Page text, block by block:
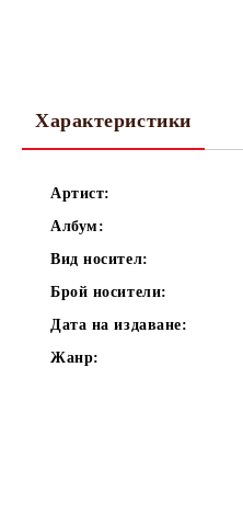
Характеристики
Артист:
Албум:
Вид носител:
Брой носители:
Дата на издаване:
Жанр: